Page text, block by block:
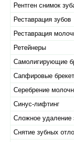
Рентген снимок
Реставрация зубов
Реставрация
Ретейнеры
Самолигирующие
Сапфировые
Серебрение
Синус-лифтинг
Сложное удаление
Снятие зубных